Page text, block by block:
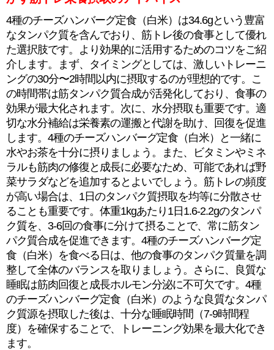
4種のチーズハンバーグ定食（白米）は34.6gという豊富
なタンパク質を含んでおり、筋トレ後の食事として優れ
た選択肢です。より効果的に活用するためのコツをご紹
介します。まず、タイミングとしては、激しいトレーニ
ングの30分〜2時間以内に摂取するのが理想的です。こ
の時間帯は筋タンパク質合成が活発化しており、食事の
効果が最大化されます。次に、水分摂取も重要です。適
切な水分補給は栄養素の運搬と代謝を助け、回復を促進
します。4種のチーズハンバーグ定食（白米）と一緒に
水やお茶を十分に摂りましょう。また、ビタミンやミネ
ラルも筋肉の修復と成長に必要なため、可能であれば野
菜サラダなどを追加するとよいでしょう。筋トレの頻度
が高い場合は、1日のタンパク質摂取を均等に分散させ
ることも重要です。体重1kgあたり1日1.6-2.2gのタンパ
ク質を、3-6回の食事に分けて摂ることで、常に筋タン
パク質合成を促進できます。4種のチーズハンバーグ定
食（白米）を食べる日は、他の食事のタンパク質量を調
整して全体のバランスを取りましょう。さらに、良質な
睡眠は筋肉回復と成長ホルモン分泌に不可欠です。4種
のチーズハンバーグ定食（白米）のような良質なタンパ
ク質源を摂取した後は、十分な睡眠時間（7-9時間程
度）を確保することで、トレーニング効果を最大化でき
ます。